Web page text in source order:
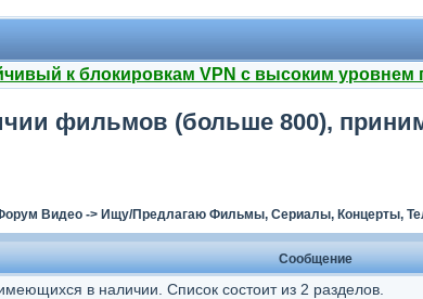
к блокировкам VPN с высоким уровнем
фильмов (больше 800),
Видео-> Ищу/Предлагаю Фильмы, Сериалы, Концерты,
Сообщение
в наличии. Список состоит из 2 разделов.